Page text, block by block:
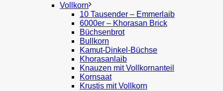
Vollkorn
10 Tausender – Emmerlaib
6000er – Khorasan Brick
Büchsenbrot
Bullkorn
Kamut-Dinkel-Büchse
Khorasanlaib
Knauzen mit Vollkornanteil
Kornsaat
Krustis mit Vollkorn